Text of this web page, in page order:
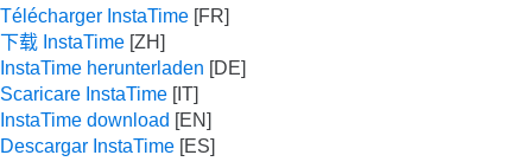
Télécharger InstaTime
下载 InstaTime
InstaTime herunterladen
Scaricare InstaTime
InstaTime download
Descargar InstaTime